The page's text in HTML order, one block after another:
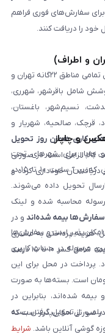
برای سفارش‌های فوری فراهم
را دریافت کنند.
و اطراف)
ارسال از طریق پیک موتوری در گوشی آنلاین شامل تمامی مناطق ۲۲گانه تهران و
شامل باقرشهر، شهرری،
نسیم‌شهر، باغستان،
قرچک، صالحیه، شهریار و
کاری همان روز تحویل
کالا الزامی است. در صورتی
آن خودداری کرده و
و چاپار
برای شهرهای تحت
پوشش این شرکت‌ها فراهم است. سفارش‌هایی که بین ساعت ۱۰ تا ۱۵ در
تحویل داده می‌شوند.
محاسبه شده و لینک
بیمه شده‌اند و در
هزینه پرداختی به مشتری
بازگردانده خواهد شد. توجه داشته باشید که بیمه شامل کسر ۱۰ تا ۱۵ درصد
امکان‌پذیر است و سفارش‌ها
مرسوله در حساب کاربری
پرداخت در محل برای این
و هزینه ثابت ارسال ۹۹ هزار تومان است. بسته‌ها به صورت
شده‌اند، بنابراین در
از تحویل گرفتن بسته
صورتی امکان‌پذیر است که
گوشی آنلاین باشد. شرایط